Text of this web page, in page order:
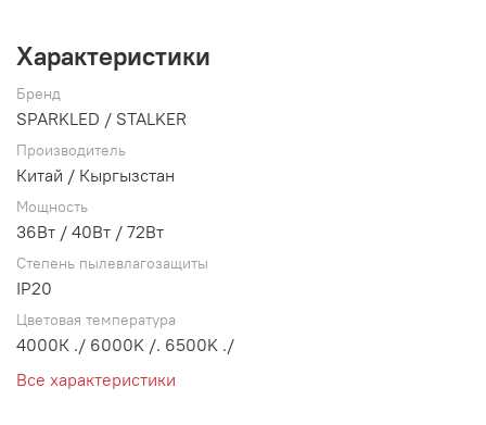
Характеристики
Бренд
SPARKLED / STALKER
Производитель
Китай / Кыргызстан
Мощность
36Вт / 40Вт / 72Вт
Степень пылевлагозащиты
IP20
Цветовая температура
4000К ./ 6000K /. 6500K ./
Все характеристики